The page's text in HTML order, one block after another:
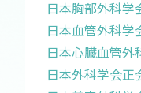
日本胸部外科学
日本血管外科学
日本心臓血管外
日本外科学会正